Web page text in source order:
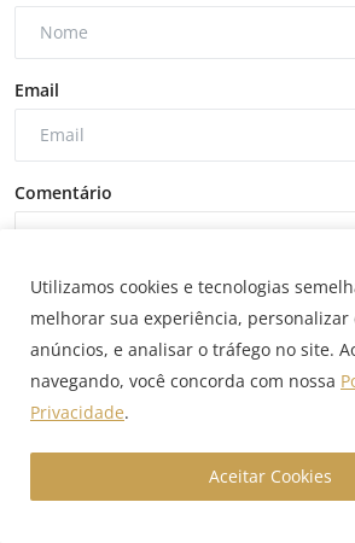
Email
Comentário
Comentar Postagem
Utilizamos cookies e tecnologias
melhorar sua experiência, personalizar
anúncios, e analisar o tráfego no site.
navegando, você concorda com nossa
Privacidade.
Aceitar Cookies